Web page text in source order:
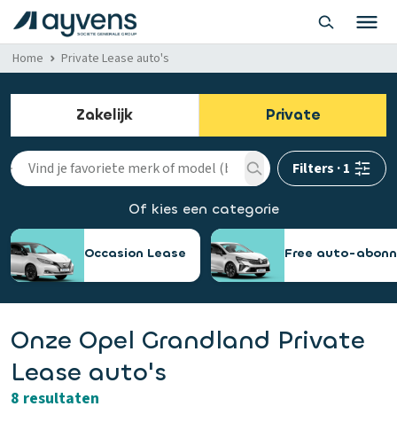
Home Private Lease auto's
Zakelijk Private
Filters ·1
Of kies een categorie
Occasion Lease Free auto-
Onze Opel Grandland Private
Lease auto's
8 resultaten